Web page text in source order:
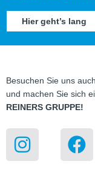
Hier geht’s lang
Besu­chen Sie uns
und machen Sie sich
REINERS GRUPPE!